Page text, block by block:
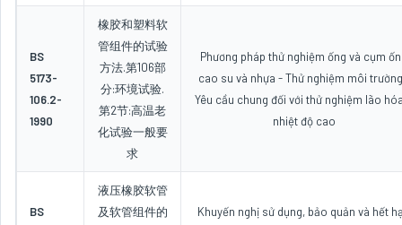
BS
5173-
106.2-
1990
橡胶和塑料软
管组件的试验
方法.第106部
分:环境试验.
第2节:高温老
化试验一般要
求
Phương pháp thử nghiệm ống và cụm
cao su và nhựa - Thử nghiệm môi
Yêu cầu chung đối với thử nghiệm lão
nhiệt độ cao
BS
液压橡胶软管
及软管组件的
Khuyến nghị sử dụng, bảo quản và hết